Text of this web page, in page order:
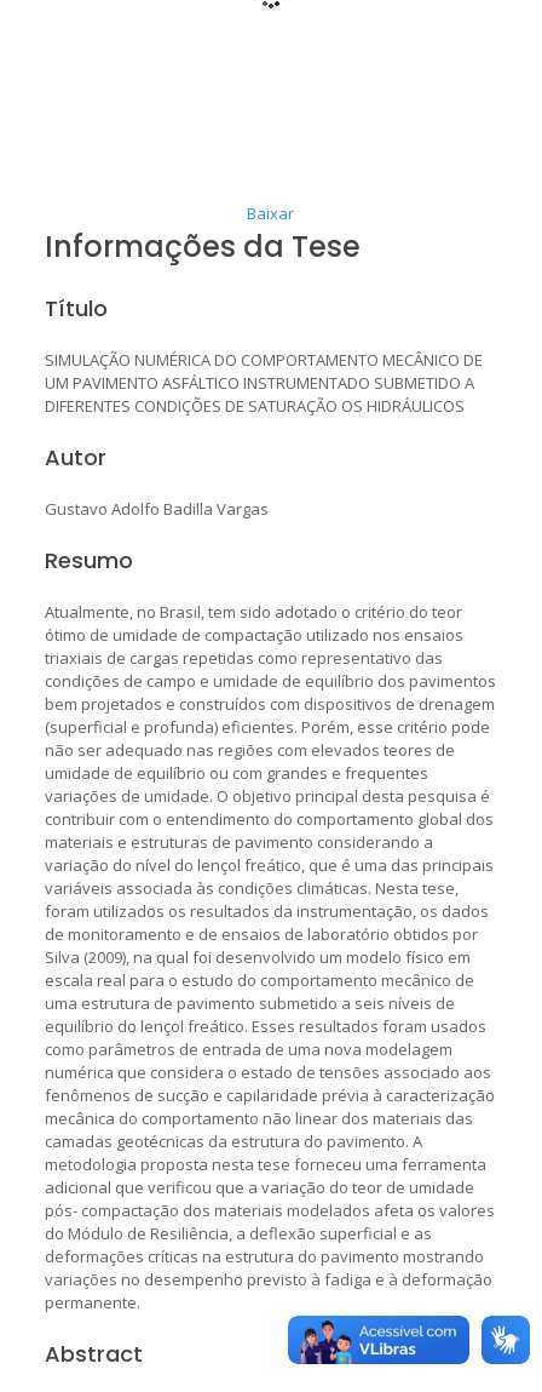
Baixar
Informações da Tese
Título
SIMULAÇÃO NUMÉRICA DO COMPORTAMENTO MECÂNICO DE
UM PAVIMENTO ASFÁLTICO INSTRUMENTADO SUBMETIDO A
DIFERENTES CONDIÇÕES DE SATURAÇÃO OS HIDRÁULICOS
Autor
Gustavo Adolfo Badilla Vargas
Resumo
Atualmente, no Brasil, tem sido adotado o critério do teor
ótimo de umidade de compactação utilizado nos ensaios
triaxiais de cargas repetidas como representativo das
condições de campo e umidade de equilíbrio dos pavimentos
bem projetados e construídos com dispositivos de drenagem
(superficial e profunda) eficientes. Porém, esse critério pode
não ser adequado nas regiões com elevados teores de
umidade de equilíbrio ou com grandes e frequentes
variações de umidade. O objetivo principal desta pesquisa é
contribuir com o entendimento do comportamento global dos
materiais e estruturas de pavimento considerando a
variação do nível do lençol freático, que é uma das principais
variáveis associada às condições climáticas. Nesta tese,
foram utilizados os resultados da instrumentação, os dados
de monitoramento e de ensaios de laboratório obtidos por
Silva (2009), na qual foi desenvolvido um modelo físico em
escala real para o estudo do comportamento mecânico de
uma estrutura de pavimento submetido a seis níveis de
equilíbrio do lençol freático. Esses resultados foram usados
como parâmetros de entrada de uma nova modelagem
numérica que considera o estado de tensões associado aos
fenômenos de sucção e capilaridade prévia à caracterização
mecânica do comportamento não linear dos materiais das
camadas geotécnicas da estrutura do pavimento. A
metodologia proposta nesta tese forneceu uma ferramenta
adicional que verificou que a variação do teor de umidade
pós- compactação dos materiais modelados afeta os valores
do Módulo de Resiliência, a deflexão superficial e as
deformações críticas na estrutura do pavimento mostrando
variações no desempenho previsto à fadiga e à deformação
permanente.
Abstract